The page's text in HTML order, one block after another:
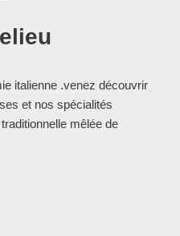
italienne .venez découvrir
et nos spécialités
mêlée de